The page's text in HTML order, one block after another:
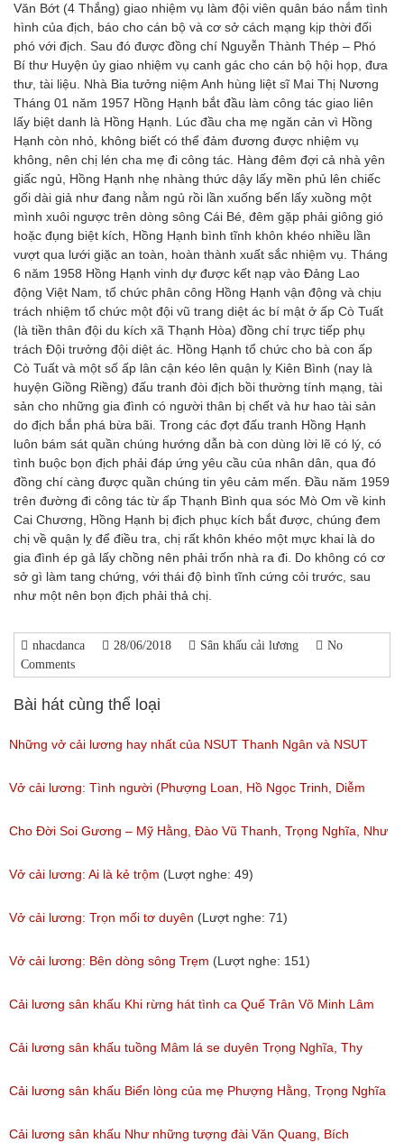
Văn Bớt (4 Thắng) giao nhiệm vụ làm đội viên quân báo nắm tình
hình của địch, báo cho cán bộ và cơ sở cách mạng kịp thời đối
phó với địch. Sau đó được đồng chí Nguyễn Thành Thép – Phó
Bí thư Huyện ủy giao nhiệm vụ canh gác cho cán bộ hội họp, đưa
thư, tài liệu. Nhà Bia tưởng niệm Anh hùng liệt sĩ Mai Thị Nương
Tháng 01 năm 1957 Hồng Hạnh bắt đầu làm công tác giao liên
lấy biệt danh là Hồng Hạnh. Lúc đầu cha mẹ ngăn cản vì Hồng
Hạnh còn nhỏ, không biết có thể đảm đương được nhiệm vụ
không, nên chị lén cha mẹ đi công tác. Hàng đêm đợi cả nhà yên
giấc ngủ, Hồng Hạnh nhẹ nhàng thức dậy lấy mền phủ lên chiếc
gối dài giả như đang nằm ngủ rồi lần xuống bến lấy xuồng một
mình xuôi ngược trên dòng sông Cái Bé, đêm gặp phải giông gió
hoặc đụng biệt kích, Hồng Hạnh bình tĩnh khôn khéo nhiều lần
vượt qua lưới giặc an toàn, hoàn thành xuất sắc nhiệm vụ. Tháng
6 năm 1958 Hồng Hạnh vinh dự được kết nạp vào Đảng Lao
động Việt Nam, tổ chức phân công Hồng Hạnh vận động và chịu
trách nhiệm tổ chức một đội vũ trang diệt ác bí mật ở ấp Cò Tuất
(là tiền thân đội du kích xã Thạnh Hòa) đồng chí trực tiếp phụ
trách Đội trưởng đội diệt ác. Hồng Hạnh tổ chức cho bà con ấp
Cò Tuất và một số ấp lân cận kéo lên quận lỵ Kiên Bình (nay là
huyện Giồng Riềng) đấu tranh đòi địch bồi thường tính mạng, tài
sản cho những gia đình có người thân bị chết và hư hao tài sản
do địch bắn phá bừa bãi. Trong các đợt đấu tranh Hồng Hạnh
luôn bám sát quần chúng hướng dẫn bà con dùng lời lẽ có lý, có
tình buộc bọn địch phải đáp ứng yêu cầu của nhân dân, qua đó
đồng chí càng được quần chúng tin yêu cảm mến. Đầu năm 1959
trên đường đi công tác từ ấp Thạnh Bình qua sóc Mò Om về kinh
Cai Chương, Hồng Hạnh bị địch phục kích bắt được, chúng đem
chị về quận lỵ để điều tra, chị rất khôn khéo một mực khai là do
gia đình ép gả lấy chồng nên phải trốn nhà ra đi. Do không có cơ
sở gì làm tang chứng, với thái độ bình tĩnh cứng cỏi trước, sau
như một nên bọn địch phải thả chị.
nhacdanca 28/06/2018 Sân khấu cải lương
No
Comments
Bài hát cùng thể loại
Những vở cải lương hay nhất của NSUT Thanh Ngân và NSUT
Trọng Phúc
(Lượt nghe: 217)
Vở cải lương: Tình người (Phượng Loan, Hồ Ngọc Trinh, Diễm
My,Anh Chàng)
(Lượt nghe: 111)
Cho Đời Soi Gương – Mỹ Hằng, Đào Vũ Thanh, Trọng Nghĩa, Như
Huỳnh
(Lượt nghe: 96)
Vở cải lương: Ai là kẻ trộm (Lượt nghe: 49)
Vở cải lương: Trọn mối tơ duyên (Lượt nghe: 71)
Vở cải lương: Bên dòng sông Trẹm (Lượt nghe: 151)
Cải lương sân khấu Khi rừng hát tình ca Quế Trân Võ Minh Lâm
(Lượt nghe: 139)
Cải lương sân khấu tuồng Mâm lá se duyên Trọng Nghĩa, Thy
Trang
(Lượt nghe: 70)
Cải lương sân khấu Biển lòng của mẹ Phượng Hằng, Trọng Nghĩa
(Lượt nghe: 95)
Cải lương sân khấu Như những tượng đài Văn Quang, Bích